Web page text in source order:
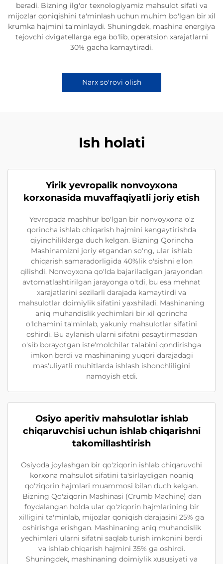
beradi. Bizning ilg'or texnologiyamiz mahsulot sifati va
mijozlar qoniqishini ta'minlash uchun muhim bo'lgan bir xil
krumka hajmini ta'minlaydi. Shuningdek, mashina energiya
tejovchi dvigatellarga ega bo'lib, operatsion xarajatlarni
30% gacha kamaytiradi.
Narx so'rovi olish
Ish holati
Yirik yevropalik nonvoyxona
korxonasida muvaffaqiyatli joriy etish
Yevropada mashhur bo'lgan bir nonvoyxona o'z
qorincha ishlab chiqarish hajmini kengaytirishda
qiyinchiliklarga duch kelgan. Bizning Qorincha
Mashinamizni joriy etgandan so'ng, ular ishlab
chiqarish samaradorligida 40%lik o'sishni e'lon
qilishdi. Nonvoyxona qo'lda bajariladigan jarayondan
avtomatlashtirilgan jarayonga o'tdi, bu esa mehnat
xarajatlarini sezilarli darajada kamaytirdi va
mahsulotlar doimiylik sifatini yaxshiladi. Mashinaning
aniq muhandislik yechimlari bir xil qorincha
o'lchamini ta'minlab, yakuniy mahsulotlar sifatini
oshirdi. Bu aylanish ularni sifatni pasaytirmasdan
o'sib borayotgan iste'molchilar talabini qondirishga
imkon berdi va mashinaning yuqori darajadagi
mas'uliyatli muhitlarda ishlash ishonchliligini
namoyish etdi.
Osiyo aperitiv mahsulotlar ishlab
chiqaruvchisi uchun ishlab chiqarishni
takomillashtirish
Osiyoda joylashgan bir qo'ziqorin ishlab chiqaruvchi
korxona mahsulot sifatini ta'sirlaydigan noaniq
qo'ziqorin hajmlari muammosi bilan duch kelgan.
Bizning Qo'ziqorin Mashinasi (Crumb Machine) dan
foydalangan holda ular qo'ziqorin hajmlarining bir
xilligini ta'minlab, mijozlar qoniqish darajasini 25% ga
oshirishga erishgan. Mashinaning aniq muhandislik
yechimlari ularni sifatni saqlab turish imkonini berdi
va ishlab chiqarish hajmini 35% ga oshirdi.
Shuningdek, mashinaning doimiylik xususiyati va